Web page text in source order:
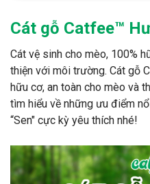
Cát gỗ Catfee™
Cát vệ sinh cho mèo, 100%
thiện với môi trường. Cát gỗ
hữu cơ, an toàn cho mèo và
tìm hiểu về những ưu điểm
“Sen" cực kỳ yêu thích nhé!